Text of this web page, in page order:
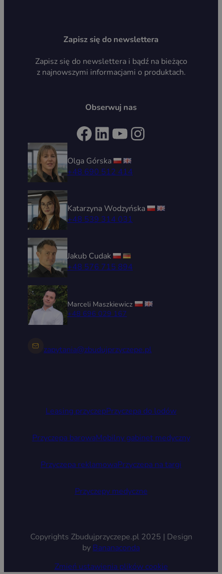
Zapisz się do newslettera
Zapisz się do newslettera i bądź na bieżąco
z najnowszymi informacjami o produktach.
Obserwuj nas
Facebook LinkedIn YouTube Instagram
Olga Górska
+48 690 512 414
Katarzyna Wodzyńska
+48 539 314 031
Jakub Cudak
+48 576 715 894
Marceli Maszkiewicz
+48 696 029 167
zapytania@zbudujprzyczepe.pl
Leasing przyczepPrzyczepa do lodów
Przyczepa barowaMobilny gabinet medyczny
Przyczepa reklamowaPrzyczepa na targi
Przyczepy medyczne
Copyrights Zbudujprzyczepe.pl 2025 | Design
by Bananaconda
Zmień ustawienia plików cookie